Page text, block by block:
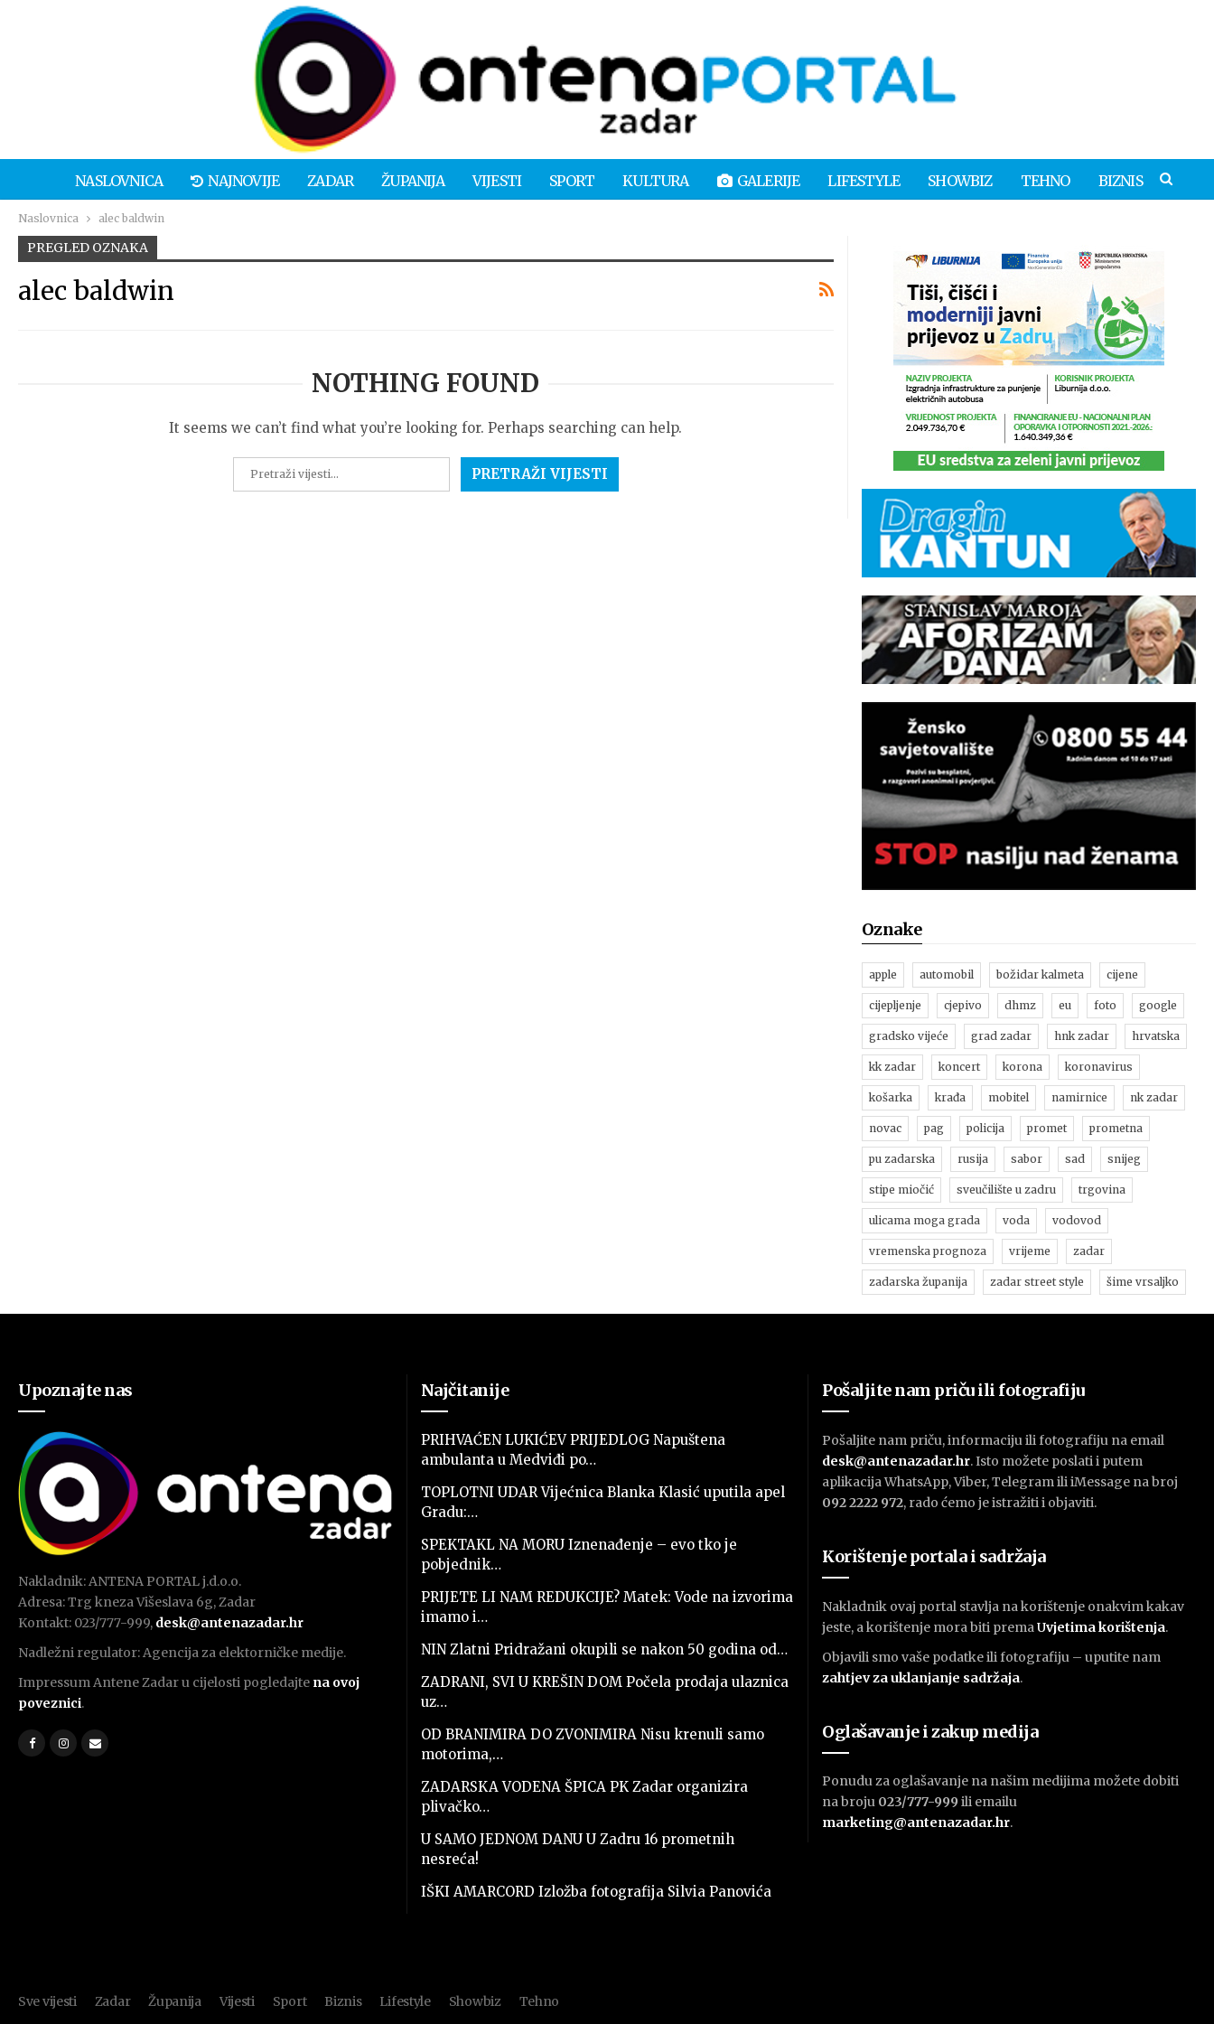
NASLOVNICA NAJNOVIJE ZADAR ŽUPANIJA VIJESTI SPORT KULTURA GALERIJE LIFESTYLE SHOWBIZ TEHNO BIZNIS
Naslovnica alec baldwin
PREGLED OZNAKA
alec baldwin
NOTHING FOUND
It seems we can’t find what you’re looking for. Perhaps searching can help.
Oznake
apple automobil božidar kalmeta cijene
cijepljenje cjepivo dhmz eu foto google
gradsko vijeće grad zadar hnk zadar hrvatska
kk zadar koncert korona koronavirus
košarka krađa mobitel namirnice nk zadar
novac pag policija promet prometna
pu zadarska rusija sabor sad snijeg
stipe miočić sveučilište u zadru trgovina
ulicama moga grada voda vodovod
vremenska prognoza vrijeme zadar
zadarska županija zadar street style šime vrsaljko
Upoznajte nas
Nakladnik: ANTENA PORTAL j.d.o.o.
Adresa: Trg kneza Višeslava 6g, Zadar
Kontakt: 023/777-999, desk@antenazadar.hr
Nadležni regulator: Agencija za elektorničke medije.
Impressum Antene Zadar u cijelosti pogledajte na ovoj
poveznici.
Najčitanije
PRIHVAĆEN LUKIĆEV PRIJEDLOG Napuštena
ambulanta u Medviđi po…
TOPLOTNI UDAR Vijećnica Blanka Klasić uputila apel
Gradu:…
SPEKTAKL NA MORU Iznenađenje – evo tko je
pobjednik…
PRIJETE LI NAM REDUKCIJE? Matek: Vode na izvorima
imamo i…
NIN Zlatni Pridražani okupili se nakon 50 godina od…
ZADRANI, SVI U KREŠIN DOM Počela prodaja ulaznica
uz…
OD BRANIMIRA DO ZVONIMIRA Nisu krenuli samo
motorima,…
ZADARSKA VODENA ŠPICA PK Zadar organizira
plivačko…
U SAMO JEDNOM DANU U Zadru 16 prometnih
nesreća!
IŠKI AMARCORD Izložba fotografija Silvia Panovića
Pošaljite nam priču ili fotografiju
Pošaljite nam priču, informaciju ili fotografiju na email
desk@antenazadar.hr. Isto možete poslati i putem
aplikacija WhatsApp, Viber, Telegram ili iMessage na broj
092 2222 972, rado ćemo je istražiti i objaviti.
Korištenje portala i sadržaja
Nakladnik ovaj portal stavlja na korištenje onakvim kakav
jeste, a korištenje mora biti premaUvjetima korištenja.
Objavili smo vaše podatke ili fotografiju – uputite nam
zahtjev za uklanjanje sadržaja.
Oglašavanje i zakup medija
Ponudu za oglašavanje na našim medijima možete dobiti
na broju 023/777-999 ili emailu
marketing@antenazadar.hr.
Sve vijesti Zadar Županija Vijesti Sport Biznis Lifestyle Showbiz Tehno